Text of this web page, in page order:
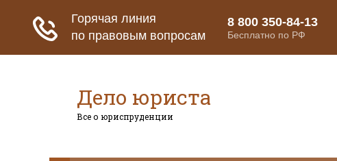
Дело юриста
Все о юриспруденции